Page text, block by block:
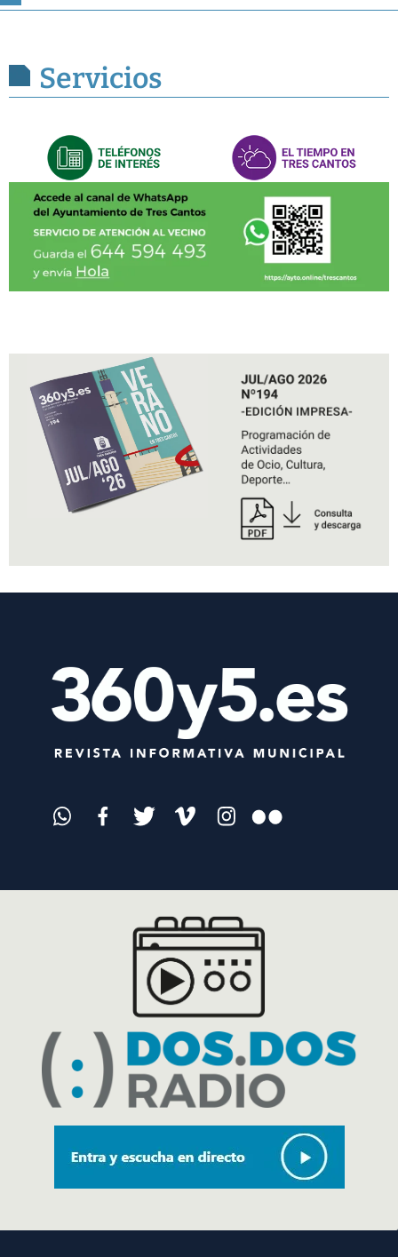
Servicios